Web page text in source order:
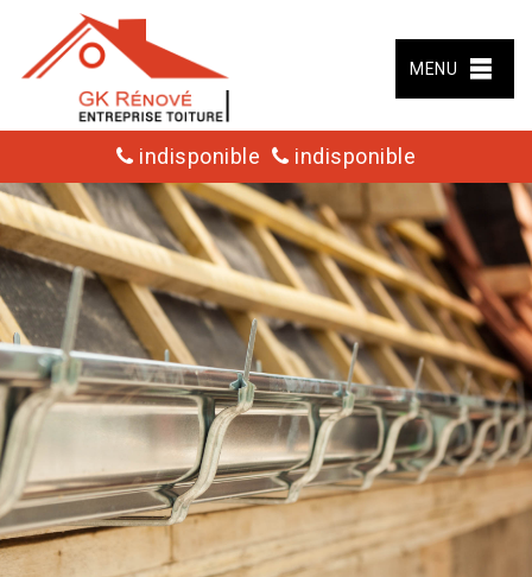
MENU
indisponible indisponible